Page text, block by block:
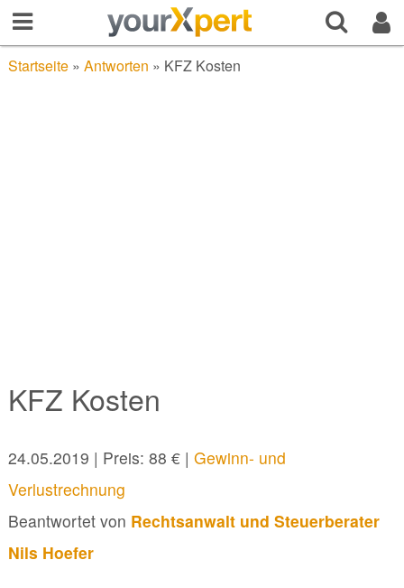
Startseite» Antworten » KFZ Kosten
KFZ Kosten
24.05.2019 | Preis: 88 € | Gewinn- und
Verlustrechnung
Beantwortet von Rechtsanwalt und Steuerberater
Nils Hoefer